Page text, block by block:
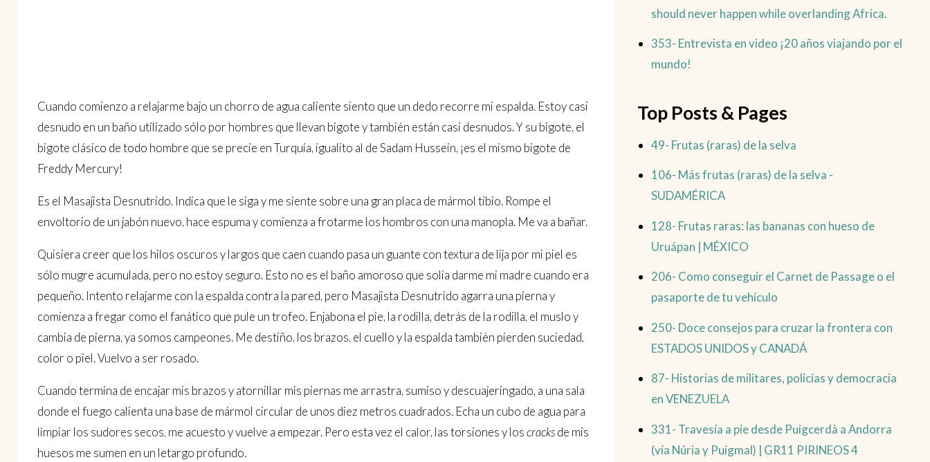
Cuando comienzo a relajarme bajo un chorro de agua caliente siento que un dedo recorre mi espalda. Estoy casi
desnudo en un baño utilizado sólo por hombres que llevan bigote y también están casi desnudos. Y su bigote, el
bigote clásico de todo hombre que se precie en Turquía, igualito al de Sadam Hussein, ¡es el mismo bigote de
Freddy Mercury!
Es el Masajista Desnutrido. Indica que le siga y me siente sobre una gran placa de mármol tibio. Rompe el
envoltorio de un jabón nuevo, hace espuma y comienza a frotarme los hombros con una manopla. Me va a bañar.
Quisiera creer que los hilos oscuros y largos que caen cuando pasa un guante con textura de lija por mi piel es
sólo mugre acu­mulada, pero no estoy seguro. Esto no es el baño amoroso que solía darme mi madre cuando era
pequeño. Intento relajarme con la es­palda contra la pared, pero Masajista Desnutrido agarra una pierna y
comienza a fregar como el fanático que pule un trofeo. Enjabona el pie, la rodilla, detrás de la rodilla, el muslo y
cambia de pierna, ya somos campeones. Me destiño, los brazos, el cuello y la espalda también pierden suciedad,
color o piel. Vuelvo a ser rosado.
Cuando termina de encajar mis brazos y atornillar mis piernas me arrastra, sumiso y descuajeringado, a una sala
donde el fuego calienta una base de mármol circular de unos diez metros cuadrados. Echa un cubo de agua para
limpiar los sudores secos, me acuesto y vuelve a empe­zar. Pero esta vez el calor, las torsiones y loscracksde mis
huesos me sumen en un letargo profundo.
should never happen while overlanding Africa.
353- Entrevista en video ¡20 años viajando por el
mundo!
Top Posts & Pages
49- Frutas (raras) de la selva
106- Más frutas (raras) de la selva -
SUDAMÉRICA
128- Frutas raras: las bananas con hueso de
Uruápan | MÉXICO
206- Como conseguir el Carnet de Passage o el
pasaporte de tu vehículo
250- Doce consejos para cruzar la frontera con
ESTADOS UNIDOS y CANADÁ
87- Historias de militares, policías y democracia
en VENEZUELA
331- Travesía a pie desde Puigcerdà a Andorra
(vía Núria y Puigmal) | GR11 PIRINEOS 4